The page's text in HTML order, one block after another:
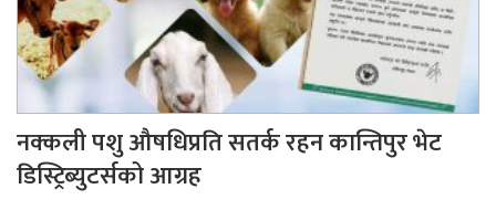
नक्कली पशु औषधिप्रति सतर्क रहन कान्तिपुर भेट
डिस्ट्रिब्युटर्सको आग्रह